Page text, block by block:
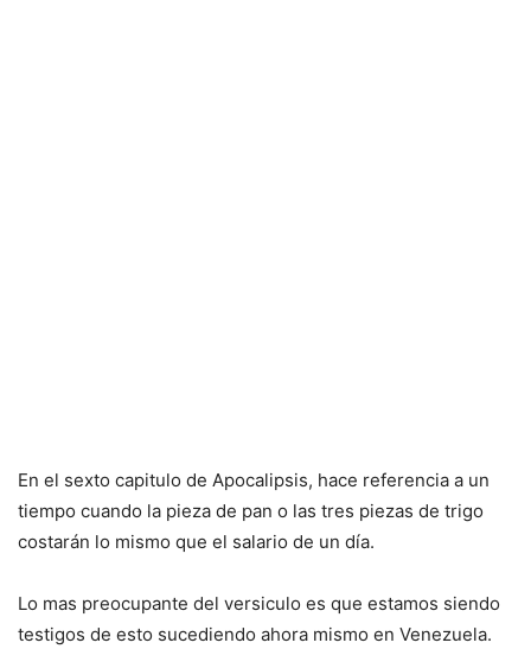
En el sexto capitulo de Apocalipsis, hace referencia a un
tiempo cuando la pieza de pan o las tres piezas de trigo
costarán lo mismo que el salario de un día.
Lo mas preocupante del versiculo es que estamos siendo
testigos de esto sucediendo ahora mismo en Venezuela.